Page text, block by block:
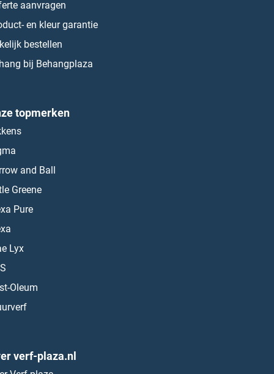
aanvragen
en kleur garantie
bestellen
bij Behangplaza
topmerken
and Ball
Greene
Pure
Lyx
Oleum
verf-plaza.nl